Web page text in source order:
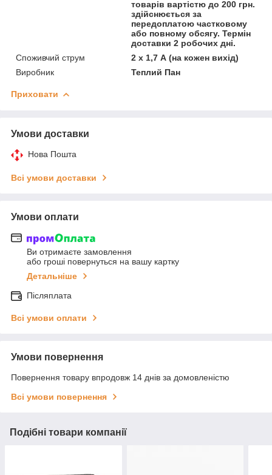
товарів вартістю до 200 грн.
здійснюється за
передоплатою частковому
або повному обсягу. Термін
доставки 2 робочих дні.
Споживчий струм
2 х 1,7 А (на кожен вихід)
Виробник
Теплий Пан
Приховати
Умови доставки
Нова Пошта
Всі умови доставки
Умови оплати
Ви отримаєте замовлення
або гроші повернуться на вашу картку
Детальніше
Післяплата
Всі умови оплати
Умови повернення
Повернення товару впродовж 14 днів за домовленістю
Всі умови повернення
Подібні товари компанії